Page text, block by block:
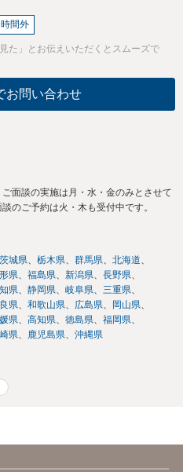
時間外
た」とお伝えいただくとスムーズで
お問い合わせ
ご面談の実施は月・水・金のみとさせて
のご予約は火・木も受付中です。
茨城県 栃木県 群馬県
北海道
県 福島県 新潟県
長野県
県 静岡県 岐阜県
三重県
県 和歌山県 広島県
岡山県
県 高知県 徳島県
福岡県
県 鹿児島県 沖縄県